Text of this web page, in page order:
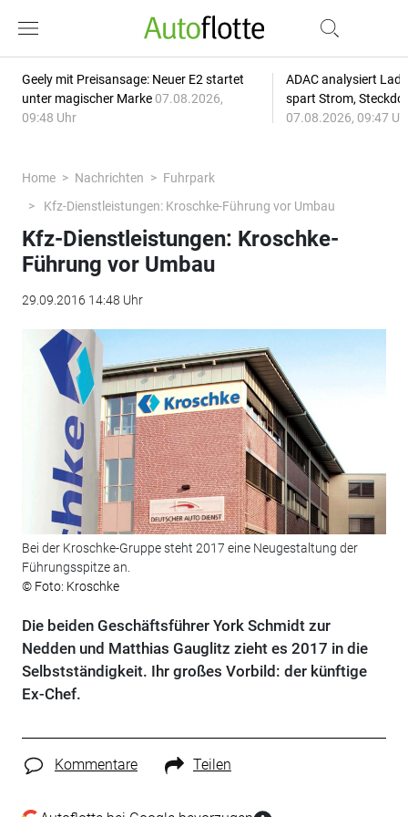
Geely mit Preisansage: Neuer E2 startet
unter magischer Marke 07.08.2026,
09:48 Uhr
ADAC analysiert
spart Strom,
07.08.2026, 09:47
Home Nachrichten
Fuhrpark
Kfz-Dienstleistungen: Kroschke-Führung vor Umbau
Kfz-Dienstleistungen: Kroschke-
Führung vor Umbau
29.09.2016 14:48 Uhr
Bei der Kroschke-Gruppe steht 2017 eine Neugestaltung der
Führungsspitze an.
© Foto: Kroschke
Die beiden Geschäftsführer York Schmidt zur
Nedden und Matthias Gauglitz zieht es 2017 in die
Selbstständigkeit. Ihr großes Vorbild: der künftige
Ex-Chef.
Kommentare Teilen